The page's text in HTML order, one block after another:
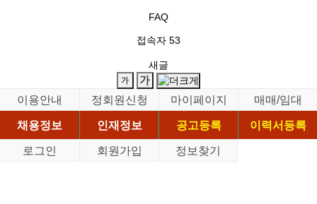
FAQ
접속자 53
새글
이용안내 정회원신청 마이페이지
매매/임대
채용정보
인재정보 공고등록
이력서등록
로그인
회원가입 정보찾기